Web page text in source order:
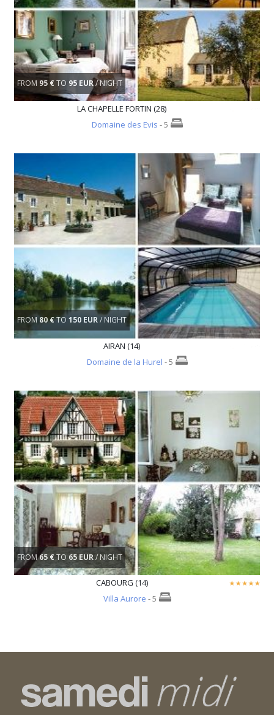
FROM 95 €TO 95 EUR/ NIGHT
LA CHAPELLE FORTIN (28)
Domaine des Evis - 5
FROM 80 €TO 150 EUR/ NIGHT
AIRAN (14)
Domaine de la Hurel - 5
FROM65 €TO 65 EUR/ NIGHT
CABOURG (14)
Villa Aurore - 5